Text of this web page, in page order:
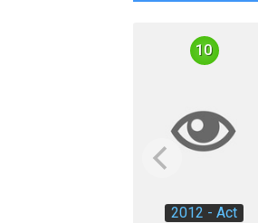
2012 - Act
10